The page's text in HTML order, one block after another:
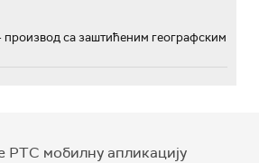
са заштићеним географским
РТС мобилну апликацију